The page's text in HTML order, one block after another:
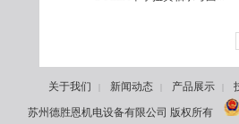
关于我们 新闻动态 产品展示
苏州德胜恩机电设备有限公司 版权所有